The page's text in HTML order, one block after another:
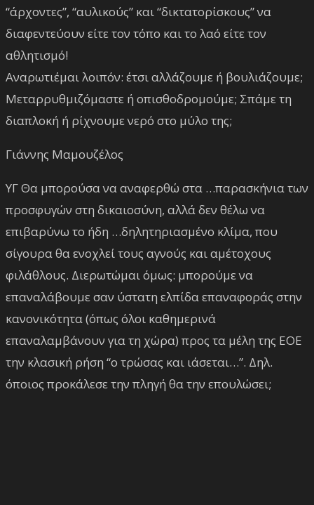
“άρχοντες”, “αυλικούς” και “δικτατορίσκους” να
διαφεντεύουν είτε τον τόπο και το λαό είτε τον
αθλητισμό!
Αναρωτιέμαι λοιπόν: έτσι αλλάζουμε ή βουλιάζουμε;
Μεταρρυθμιζόμαστε ή οπισθοδρομούμε; Σπάμε τη
διαπλοκή ή ρίχνουμε νερό στο μύλο της;
Γιάννης Μαμουζέλος
ΥΓ Θα μπορούσα να αναφερθώ στα …παρασκήνια των
προσφυγών στη δικαιοσύνη, αλλά δεν θέλω να
επιβαρύνω το ήδη …δηλητηριασμένο κλίμα, που
σίγουρα θα ενοχλεί τους αγνούς και αμέτοχους
φιλάθλους. Διερωτώμαι όμως: μπορούμε να
επαναλάβουμε σαν ύστατη ελπίδα επαναφοράς στην
κανονικότητα (όπως όλοι καθημερινά
επαναλαμβάνουν για τη χώρα) προς τα μέλη της ΕΟΕ
την κλασική ρήση “ο τρώσας και ιάσεται…”. Δηλ.
όποιος προκάλεσε την πληγή θα την επουλώσει;